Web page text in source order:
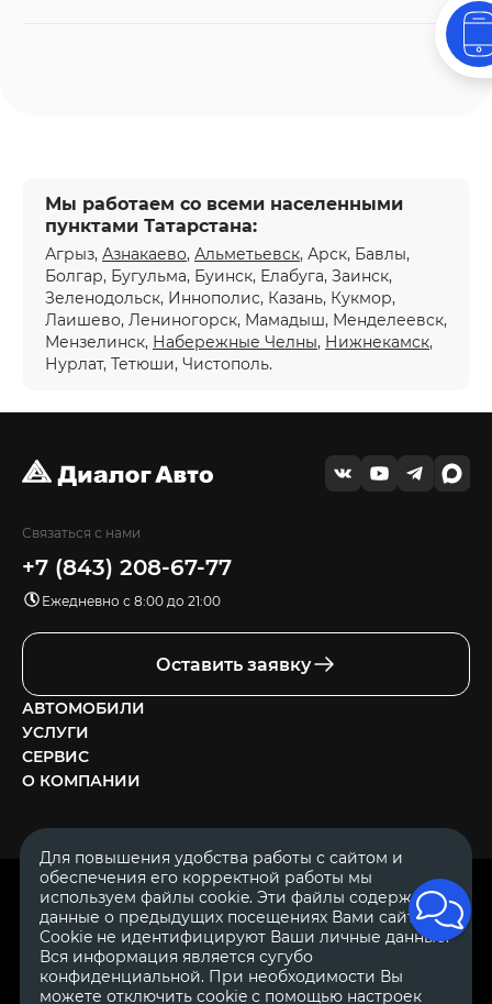
Мы работаем со всеми населенными
пунктами Татарстана:
Агрыз, Азнакаево, Альметьевск, Арск, Бавлы,
Болгар, Бугульма, Буинск, Елабуга, Заинск,
Зеленодольск, Иннополис, Казань, Кукмор,
Лаишево, Лениногорск, Мамадыш, Менделеевск,
Мензелинск, Набережные Челны, Нижнекамск,
Нурлат, Тетюши, Чистополь.
Связаться с нами
+7 (843) 208-67-77
Ежедневно с 8:00 до 21:00
Оставить заявку
АВТОМОБИЛИ
УСЛУГИ
СЕРВИС
О КОМПАНИИ
© 2007—2026 «Диалог Авто» — автосалон. Все права защищены.
Обращаем Ваше внимание на то, что данный Интернет-сайт
носит исключительно информационный характер и ни при
каких условиях не является публичной офертой, определяемой
ОГРН 1111644005153
ИНН 1644062657
Для повышения удобства работы с сайтом и
обеспечения его корректной работы мы
используем файлы cookie. Эти файлы содержат
данные о предыдущих посещениях Вами сайта.
Cookie не идентифицируют Ваши личные данные.
Вся информация является сугубо
конфиденциальной. При необходимости Вы
можете отключить cookie с помощью настроек